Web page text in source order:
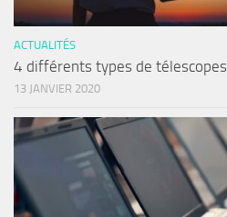
ACTUALITÉS
4 différents types de télescopes
13 JANVIER 2020